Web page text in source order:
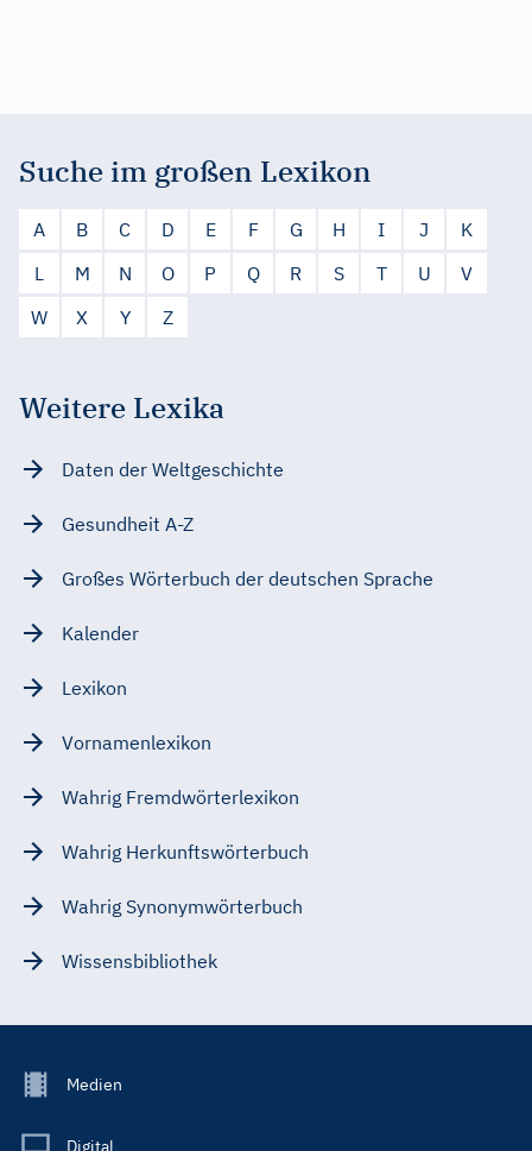
Suche im großen Lexikon
A B C D E F G H I J
K
L
M N O P Q R S T U
V
W
X Y Z
Weitere Lexika
Daten der Weltgeschichte
Gesundheit A-Z
Großes Wörterbuch der deutschen Sprache
Kalender
Lexikon
Vornamenlexikon
Wahrig Fremdwörterlexikon
Wahrig Herkunftswörterbuch
Wahrig Synonymwörterbuch
Wissensbibliothek
Footer
Main
Medien
Digital